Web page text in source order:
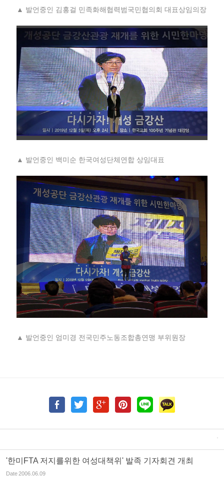
▲ 발언중인 김홍걸 민족화해협력범국민협의회 대표상임의장
▲ 발언중인 백미순 한국여성단체연합 상임대표
▲ 발언중인 엄미경 전국민주노동조합총연맹 부위원장
'한미FTA 저지를위한 여성대책위' 발족 기자회견 개최
Date2006.06.09